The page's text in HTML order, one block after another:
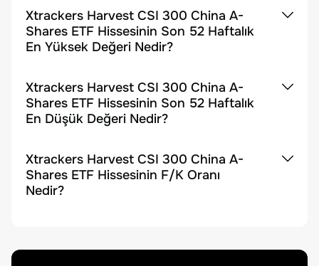
Xtrackers Harvest CSI 300 China A-
Shares ETF Hissesinin Son 52 Haftalık
En Yüksek Değeri Nedir?
Xtrackers Harvest CSI 300 China A-
Shares ETF Hissesinin Son 52 Haftalık
En Düşük Değeri Nedir?
Xtrackers Harvest CSI 300 China A-
Shares ETF Hissesinin F/K Oranı
Nedir?